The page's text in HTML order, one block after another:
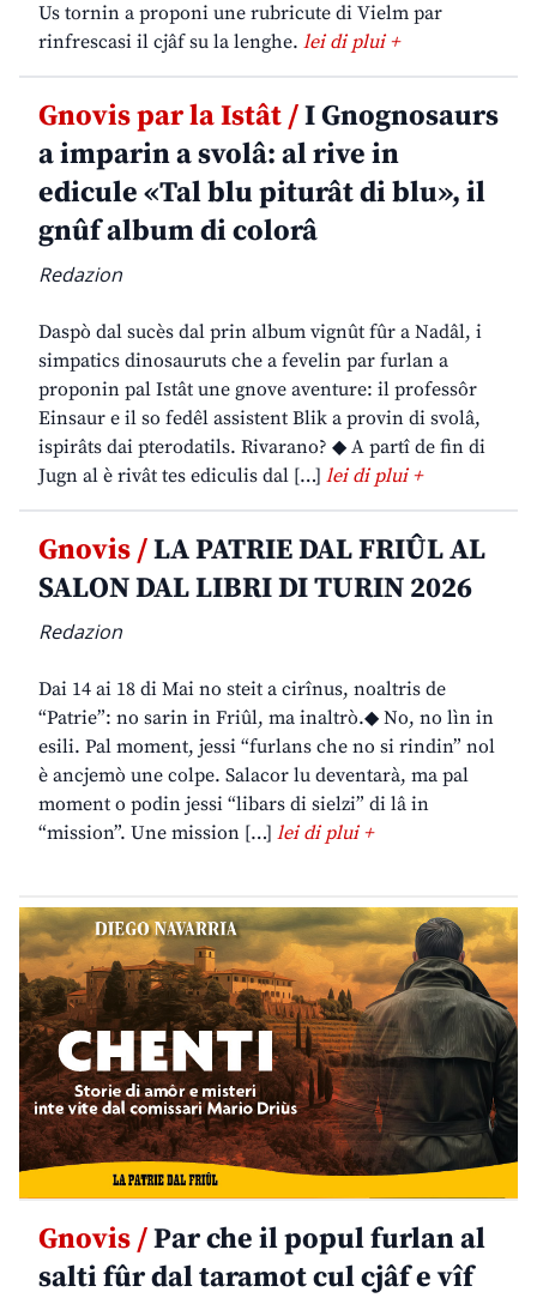
Us tornin a proponi une rubricute di Vielm par
rinfrescasi il cjâf su la lenghe. lei di plui +
Gnovis par la Istât /I Gnognosaurs
a imparin a svolâ: al rive in
edicule «Tal blu piturât di blu», il
gnûf album di colorâ
Redazion
Daspò dal sucès dal prin album vignût fûr a Nadâl, i
simpatics dinosauruts che a fevelin par furlan a
proponin pal Istât une gnove aventure: il professôr
Einsaur e il so fedêl assistent Blik a provin di svolâ,
ispirâts dai pterodatils. Rivarano? ◆ A partî de fin di
Jugn al è rivât tes ediculis dal […] lei di plui +
Gnovis /LA PATRIE DAL FRIÛL AL
SALON DAL LIBRI DI TURIN 2026
Redazion
Dai 14 ai 18 di Mai no steit a cirînus, noaltris de
“Patrie”: no sarin in Friûl, ma inaltrò.◆ No, no lìn in
esili. Pal moment, jessi “furlans che no si rindin” nol
è ancjemò une colpe. Salacor lu deventarà, ma pal
moment o podin jessi “libars di sielzi” di lâ in
“mission”. Une mission […] lei di plui +
Gnovis /Par che il popul furlan al
salti fûr dal taramot cul cjâf e vîf